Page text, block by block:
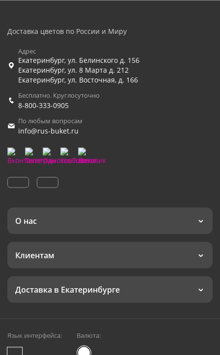
Доставка цветов по России и Миру
Адрес
Екатеринбург, ул. Белинского д. 156
Екатеринбург, ул. 8 Марта д. 212
Екатеринбург, ул. Восточная, д. 166
Бесплатно. Круглосуточно
8-800-333-0905
По любым вопросам
info@rus-buket.ru
О нас
Клиентам
Доставка в Екатеринбурге
Язык интерфейса: Валюта: